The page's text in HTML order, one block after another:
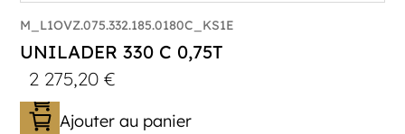
M_L1OVZ.075.332.185.0180C_KS1E
UNILADER 330 C 0,75T
2 275,20€
Ajouter au panier